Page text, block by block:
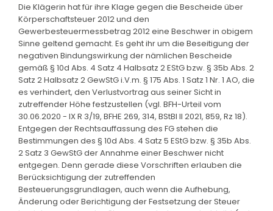
Die Klägerin hat für ihre Klage gegen die Bescheide über
Körperschaftsteuer 2012 und den
Gewerbesteuermessbetrag 2012 eine Beschwer in obigem
Sinne geltend gemacht. Es geht ihr um die Beseitigung der
negativen Bindungswirkung der nämlichen Bescheide
gemäß § 10d Abs. 4 Satz 4 Halbsatz 2 EStG bzw. § 35b Abs. 2
Satz 2 Halbsatz 2 GewStG i.V.m. § 175 Abs. 1 Satz 1 Nr. 1 AO, die
es verhindert, den Verlustvortrag aus seiner Sicht in
zutreffender Höhe festzustellen (vgl. BFH-Urteil vom
30.06.2020 - IX R 3/19, BFHE 269, 314, BStBl II 2021, 859, Rz 18).
Entgegen der Rechtsauffassung des FG stehen die
Bestimmungen des § 10d Abs. 4 Satz 5 EStG bzw. § 35b Abs.
2 Satz 3 GewStG der Annahme einer Beschwer nicht
entgegen. Denn gerade diese Vorschriften erlauben die
Berücksichtigung der zutreffenden
Besteuerungsgrundlagen, auch wenn die Aufhebung,
Änderung oder Berichtigung der Festsetzung der Steuer